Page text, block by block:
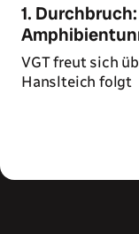
1.
VGT freut sich
Hanslteich folgt